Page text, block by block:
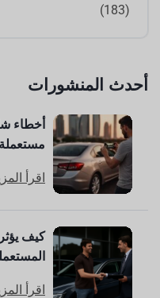
(183)
أحدث المنشورات
أخطاء
اقرأ
كيف
اقرأ